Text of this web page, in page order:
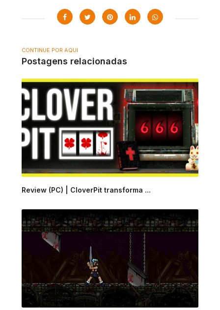
CONTINUE POR AQUI
Postagens relacionadas
Review (PC) | CloverPit transforma ...